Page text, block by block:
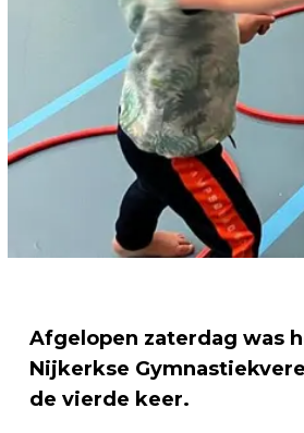
Afgelopen zaterdag was
Nijkerkse
de vierde keer.